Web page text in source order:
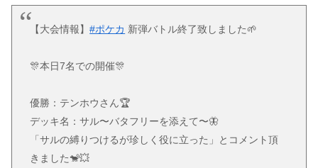
【大会情報】#ポケカ 新弾バトル終了致しました🌱
🎊本日7名での開催🎊
優勝：テンホウさん🏆
デッキ名：サル〜バタフリーを添えて〜🦋
「サルの縛りつけるが珍しく役に立った」とコメント頂
きました🐒💥